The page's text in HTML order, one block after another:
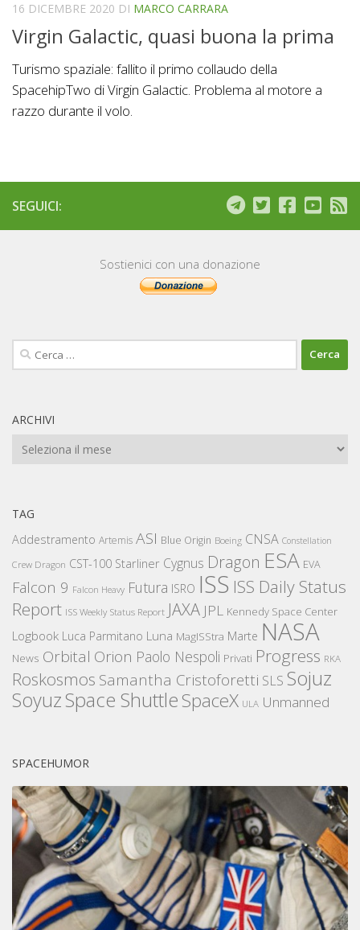
16 DICEMBRE 2020 DI MARCO CARRARA
Virgin Galactic, quasi buona la prima
Turismo spaziale: fallito il primo collaudo della
SpacehipTwo di Virgin Galactic. Problema al motore a
razzo durante il volo.
SEGUICI:
Sostienici con una donazione
Ricerca
per:
ARCHIVI
Archivi
TAG
Addestramento Artemis ASI Blue Origin Boeing CNSA Constellation
Crew Dragon CST-100 Starliner Cygnus Dragon ESA EVA
Falcon 9 Falcon Heavy Futura ISRO ISS ISS Daily Status
Report ISS Weekly Status Report JAXA JPL Kennedy Space Center
Logbook Luca Parmitano Luna MagISStra Marte NASA
News Orbital Orion Paolo Nespoli Privati Progress RKA
Roskosmos Samantha Cristoforetti SLS Sojuz
SoyuzSpace ShuttleSpaceX ULA Unmanned
SPACEHUMOR